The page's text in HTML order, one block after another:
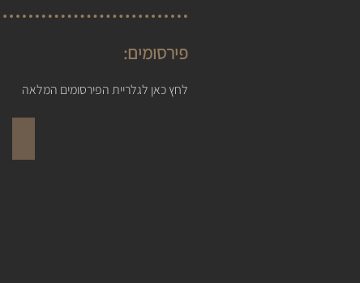
פירסומים:
לחץ כאן לגלריית הפירסומים המלאה